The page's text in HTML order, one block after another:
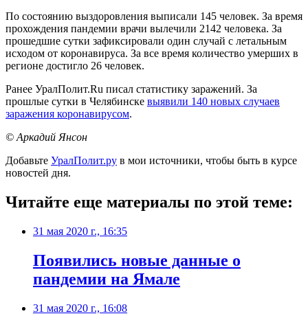
По состоянию выздоровления выписали 145 человек. За время
прохождения пандемии врачи вылечили 2142 человека. За
прошедшие сутки зафиксировали один случай с летальным
исходом от коронавируса. За все время количество умерших в
регионе достигло 26 человек.
Ранее УралПолит.Ru писал статистику заражений. За
прошлые сутки в Челябинске выявили 140 новых случаев
заражения коронавирусом.
© Аркадий Янсон
Добавьте УралПолит.ру в мои источники, чтобы быть в курсе
новостей дня.
Читайте еще материалы по этой теме:
31 мая 2020 г., 16:35
Появились новые данные о
пандемии на Ямале
31 мая 2020 г., 16:08